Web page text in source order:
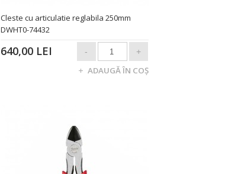
Cleste cu articulatie reglabila 250mm
DWHT0-74432
640,00 LEI